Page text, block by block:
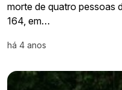
morte de quatro pessoas
164, em…
há 4 anos